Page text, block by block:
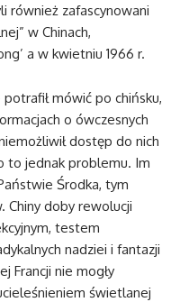
również zafascynowani
w Chinach,
a w kwietniu 1966 r.
potrafił mówić po chińsku,
o ówczesnych
dostęp do nich
to jednak problemu. Im
Środka, tym
Chiny doby rewolucji
testem
nadziei i fantazji
Francji nie mogły
świetlanej